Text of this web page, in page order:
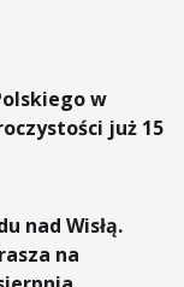
w
już 15
nad Wisłą.
na